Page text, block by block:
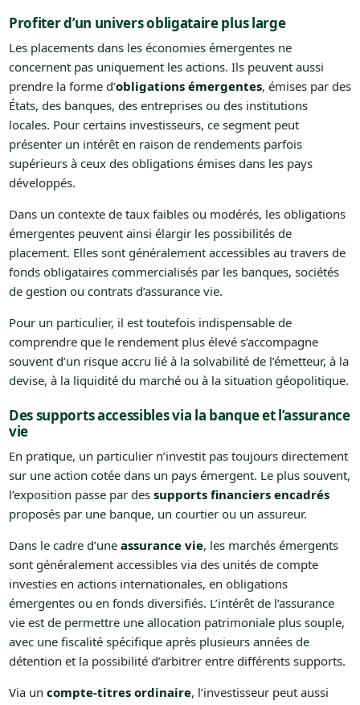
Profiter d’un univers obligataire plus large
Les placements dans les économies émergentes ne
concernent pas uniquement les actions. Ils peuvent aussi
prendre la forme d’obligations émergentes, émises par des
États, des banques, des entreprises ou des institutions
locales. Pour certains investisseurs, ce segment peut
présenter un intérêt en raison de rendements parfois
supérieurs à ceux des obligations émises dans les pays
développés.
Dans un contexte de taux faibles ou modérés, les obligations
émergentes peuvent ainsi élargir les possibilités de
placement. Elles sont généralement accessibles au travers de
fonds obligataires commercialisés par les banques, sociétés
de gestion ou contrats d’assurance vie.
Pour un particulier, il est toutefois indispensable de
comprendre que le rendement plus élevé s’accompagne
souvent d’un risque accru lié à la solvabilité de l’émetteur, à la
devise, à la liquidité du marché ou à la situation géopolitique.
Des supports accessibles via la banque et l’assurance
vie
En pratique, un particulier n’investit pas toujours directement
sur une action cotée dans un pays émergent. Le plus souvent,
l’exposition passe par des supports financiers encadrés
proposés par une banque, un courtier ou un assureur.
Dans le cadre d’une assurance vie, les marchés émergents
sont généralement accessibles via des unités de compte
investies en actions internationales, en obligations
émergentes ou en fonds diversifiés. L’intérêt de l’assurance
vie est de permettre une allocation patrimoniale plus souple,
avec une fiscalité spécifique après plusieurs années de
détention et la possibilité d’arbitrer entre différents supports.
Via un compte-titres ordinaire, l’investisseur peut aussi